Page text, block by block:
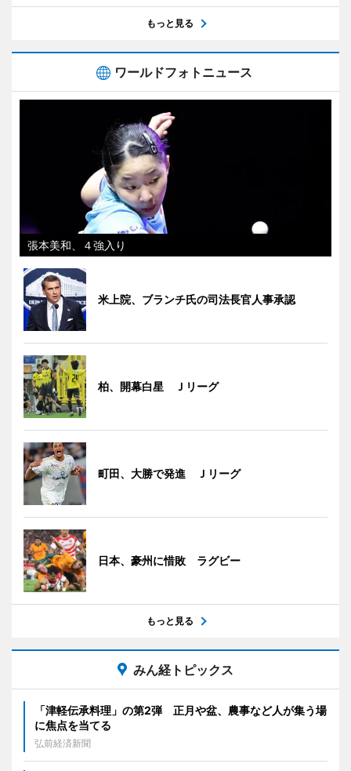
もっと見る
ワールドフォトニュース
張本美和、４強入り
米上院、ブランチ氏の司法長官人事承認
柏、開幕白星 Ｊリーグ
町田、大勝で発進 Ｊリーグ
日本、豪州に惜敗 ラグビー
もっと見る
みん経トピックス
「津軽伝承料理」の第2弾 正月や盆、農事など人が集う場
に焦点を当てる
弘前経済新聞